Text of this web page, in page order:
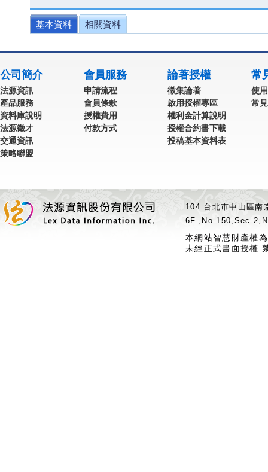
基本資料 相關資料
公司簡介
法源資訊
產品服務
資料庫說明
法源徵才
交通資訊
策略聯盟
會員服務
申請流程
會員條款
授權費用
付款方式
論著授權
徵集論著
啟用授權專區
權利金計算說明
授權合約書下載
投稿基本資料表
常
使
常
104 台北市中山區
本網站智慧財產權
未經正式書面授權